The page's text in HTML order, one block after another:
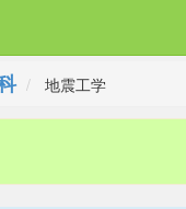
地震工学